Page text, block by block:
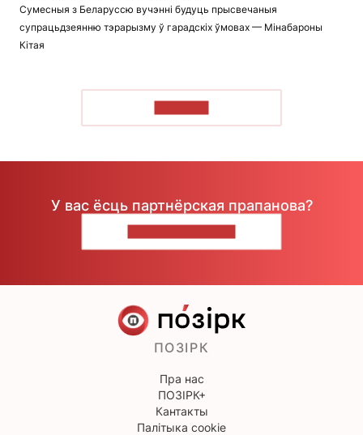
Сумесныя з Беларуссю вучэнні будуць прысвечаныя
супрацьдзеянню тэрарызму ў гарадскіх ўмовах — Мінабароны
Кітая
У вас ёсць партнёрская прапанова?
ПОЗІРК
Пра нас
ПОЗІРК+
Кантакты
Палітыка cookie